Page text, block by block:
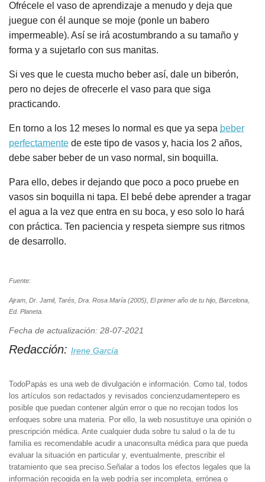
Ofrécele el vaso de aprendizaje a menudo y deja que
juegue con él aunque se moje (ponle un babero
impermeable). Así se irá acostumbrando a su tamaño y
forma y a sujetarlo con sus manitas.
Si ves que le cuesta mucho beber así, dale un biberón,
pero no dejes de ofrecerle el vaso para que siga
practicando.
En torno a los 12 meses lo normal es que ya sepa beber
perfectamente de este tipo de vasos y, hacia los 2 años,
debe saber beber de un vaso normal, sin boquilla.
Para ello, debes ir dejando que poco a poco pruebe en
vasos sin boquilla ni tapa. El bebé debe aprender a tragar
el agua a la vez que entra en su boca, y eso solo lo hará
con práctica. Ten paciencia y respeta siempre sus ritmos
de desarrollo.
Fuente:
Ajram, Dr. Jamil, Tarés, Dra. Rosa María (2005), El primer año de tu hijo, Barcelona,
Ed. Planeta.
Fecha de actualización: 28-07-2021
Redacción: Irene García
TodoPapás es una web de divulgación e información. Como tal, todos
los artículos son redactados y revisados concienzudamentepero es
posible que puedan contener algún error o que no recojan todos los
enfoques sobre una materia. Por ello, la web nosustituye una opinión o
prescripción médica. Ante cualquier duda sobre tu salud o la de tu
familia es recomendable acudir a unaconsulta médica para que pueda
evaluar la situación en particular y, eventualmente, prescribir el
tratamiento que sea preciso.Señalar a todos los efectos legales que la
información recogida en la web podría ser incompleta, errónea o